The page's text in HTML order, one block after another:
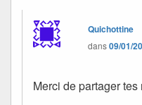
Quichottine
dans09/01/
Merci de partager